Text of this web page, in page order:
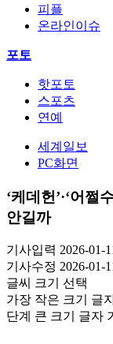
피플
온라인이슈
포토
핫포토
스포츠
연예
세계일보
PC화면
‘케데헌’·‘어
안길까
기사입력 2026-01-
기사수정 2026-01-
글씨 크기 선택
가장 작은 크기 글
단계 큰 크기 글자